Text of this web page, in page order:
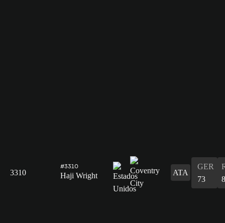
3310
#3310
Haji Wright ATA
GER
73